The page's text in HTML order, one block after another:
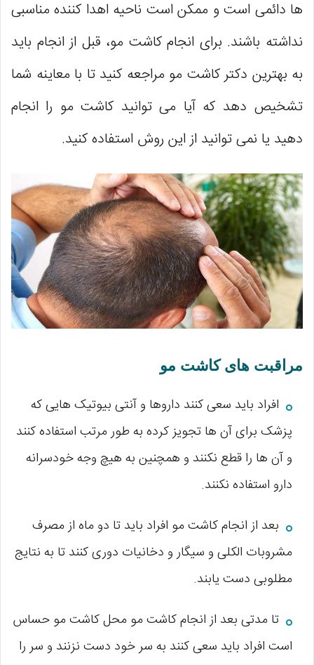
ها دائمی است و ممکن است ناحیه اهدا کننده مناسبی
نداشته باشند. برای انجام کاشت مو، قبل از انجام باید
به بهترین دکتر کاشت مو مراجعه کنید تا با معاینه شما
تشخیص دهد که آیا می ‌توانید کاشت مو را انجام
دهید یا نمی‌ توانید از این روش استفاده کنید.
مراقبت‌ های کاشت مو
افراد باید سعی کنند داروها و آنتی بیوتیک ‌هایی که
پزشک برای آن ها تجویز کرده به طور مرتب استفاده کنند
و آن ها را قطع نکنند و همچنین به هیچ وجه خودسرانه
دارو استفاده نکنند.
بعد از انجام کاشت مو افراد باید تا دو ماه از مصرف
مشروبات الکلی و سیگار و دخانیات دوری کنند تا به نتایج
مطلوبی دست یابند.
تا مدتی بعد از انجام کاشت مو محل کاشت مو حساس
است افراد باید سعی کنند به سر خود دست نزنند و سر را